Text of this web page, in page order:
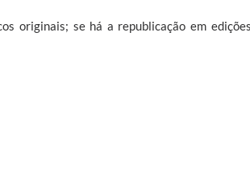
originais; se há a republicação em